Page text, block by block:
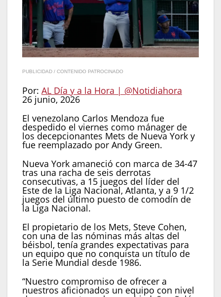
PUBLICIDAD / CONTENIDO PATROCINADO
Por: AL Día y a la Hora | @Notidiahora
26 junio, 2026
El venezolano Carlos Mendoza fue
despedido el viernes como mánager de
los decepcionantes Mets de Nueva York y
fue reemplazado por Andy Green.
Nueva York amaneció con marca de 34-47
tras una racha de seis derrotas
consecutivas, a 15 juegos del líder del
Este de la Liga Nacional, Atlanta, y a 9 1/2
juegos del último puesto de comodín de
la Liga Nacional.
El propietario de los Mets, Steve Cohen,
con una de las nóminas más altas del
béisbol, tenía grandes expectativas para
un equipo que no conquista un título de
la Serie Mundial desde 1986.
“Nuestro compromiso de ofrecer a
nuestros aficionados un equipo con nivel